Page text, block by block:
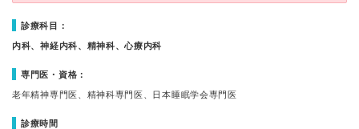
診療科目：
内科、神経内科、精神科、心療内科
専門医・資格：
老年精神専門医、精神科専門医、日本睡眠学会専門医
診療時間